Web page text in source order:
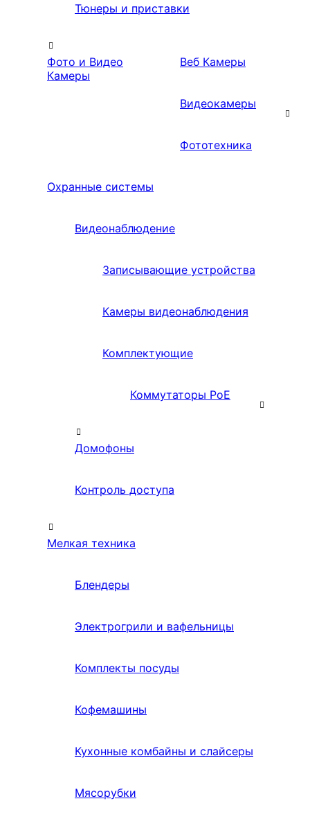
Тюнеры и приставки
Фото и Видео
Камеры
Веб Камеры
Видеокамеры
Фототехника
Охранные системы
Видеонаблюдение
Записывающие устройства
Камеры видеонаблюдения
Комплектующие
Коммутаторы PoE
Домофоны
Контроль доступа
Мелкая техника
Блендеры
Электрогрили и вафельницы
Комплекты посуды
Кофемашины
Кухонные комбайны и слайсеры
Мясорубки